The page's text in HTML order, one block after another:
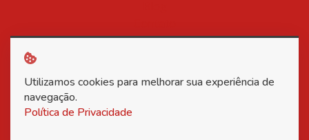
Política de Privacidade
Copyright © 2026 Associação Nacional dos Inventores -
Todos os direitos reservados.
Utilizamos cookies para melhorar sua experiência de
navegação.
Política de Privacidade